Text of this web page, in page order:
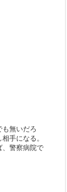
無いだろ
手になる。
、警察病院で